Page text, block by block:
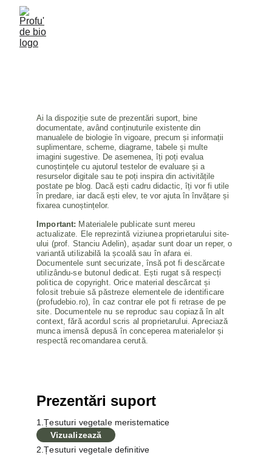
Vizualizează
Ai la dispoziție sute de prezentări suport, bine
documentate, având conținuturile existente din
manualele de biologie în vigoare, precum și informații
suplimentare, scheme, diagrame, tabele și multe
imagini sugestive. De asemenea, îți poți evalua
cunoștințele cu ajutorul testelor de evaluare și a
resurselor digitale sau te poți inspira din activitățile
postate pe blog. Dacă ești cadru didactic, îți vor fi utile
în predare, iar dacă ești elev, te vor ajuta în învățare și
fixarea cunoștințelor.
Important: Materialele publicate sunt mereu
actualizate. Ele reprezintă viziunea proprietarului site-
ului (prof. Stanciu Adelin), așadar sunt doar un reper, o
variantă utilizabilă la școală sau în afara ei.
Documentele sunt securizate, însă pot fi descărcate
utilizându-se butonul dedicat. Ești rugat să respecți
politica de copyright. Orice material descărcat și
folosit trebuie să păstreze elementele de identificare
(profudebio.ro), în caz contrar ele pot fi retrase de pe
site. Documentele nu se reproduc sau copiază în alt
context, fără acordul scris al proprietarului. Apreciază
munca imensă depusă în conceperea materialelor și
respectă recomandarea cerută.
Prezentări suport
1.Țesuturi vegetale meristematice
2.Țesuturi vegetale definitive